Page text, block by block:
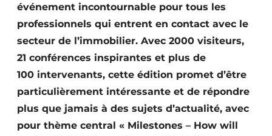
Façades
Infrastructures souterraines et égouttage
Protection solaire
Rénovation
événement incontournable pour tous les
professionnels qui entrent en contact avec le
secteur de l’immobilier. Avec 2000 visiteurs,
21 conférences inspirantes et plus de
100 intervenants, cette édition promet d’être
particulièrement intéressante et de répondre
plus que jamais à des sujets d’actualité, avec
pour thème central « Milestones – How will